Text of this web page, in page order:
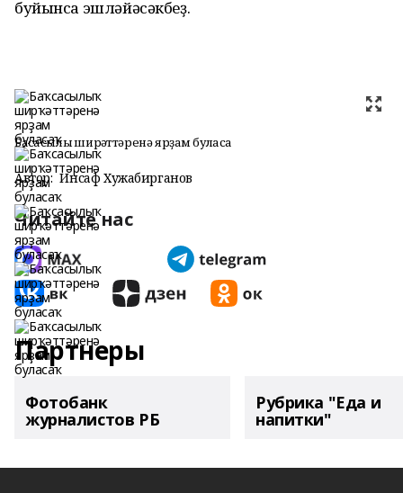
буйынса эшләйәсәкбеҙ.
Баҡсасылыҡ ширҡәттәренә ярҙам буласаҡ
Автор: Инсаф Хужабирганов
Читайте нас
Партнеры
Фотобанк
журналистов РБ
Рубрика "Еда и
напитки"